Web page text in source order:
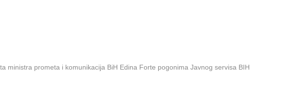
ministra prometa i komunikacija BiH Edina Forte pogonima Javnog servisa BIH